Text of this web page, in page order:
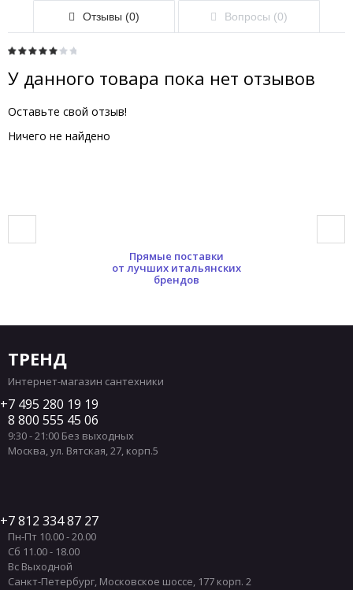
Отзывы (0) Вопросы (0)
У данного товара пока нет отзывов
Оставьте свой отзыв!
Ничего не найдено
Прямые поставки
от лучших итальянских
брендов
ТРЕНД
Интернет-магазин сантехники
7 495 280 19 19
8 800 555 45 06
9:30 - 21:00 Без выходных
Москва,ул. Вятская, 27, корп.5
7 812 334 87 27
Пн-Пт 10.00 - 20.00
Сб 11.00 - 18.00
Вс Выходной
Санкт-Петербург, Московское шоссе, 177 корп. 2